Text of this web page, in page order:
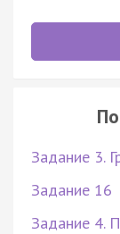
Задание 3.
Задание 16
Задание 4.